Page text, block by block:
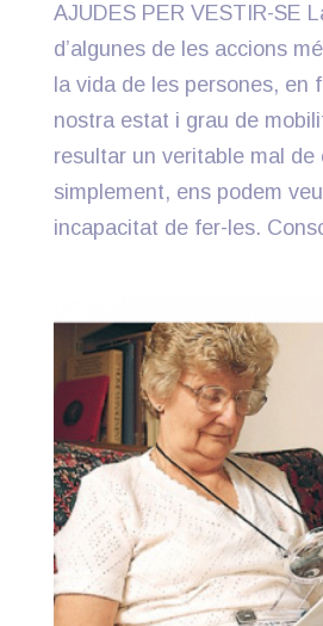
AJUDES PER VESTIR-SE
d’algunes de les accions
la vida de les persones, en
nostra estat i grau de
resultar un veritable mal de
simplement, ens podem
incapacitat de fer-les.